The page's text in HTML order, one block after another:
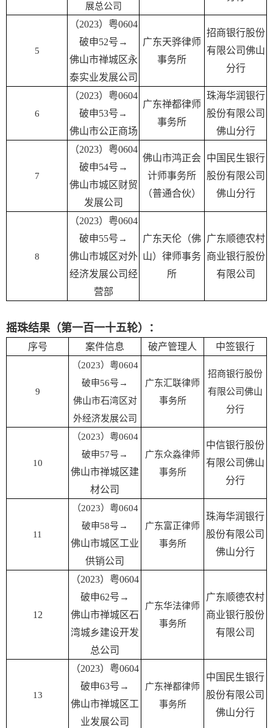
展总公司
5
（2023）粤0604
破申52号 →
佛山市禅城区永
泰实业发展公司
广东天骅律师
事务所
招商银行股份
有限公司佛山
分行
6
（2023）粤0604
破申53号 →
佛山市公正商场
广东禅都律师
事务所
珠海华润银行
股份有限公司
佛山分行
7
（2023）粤0604
破申54号 →
佛山市城区财贸
发展公司
佛山市鸿正会
计师事务所
（普通合伙）
中国民生银行
股份有限公司
佛山分行
8
（2023）粤0604
破申55号 →
佛山市城区对外
经济发展公司经
营部
广东天伦（佛
山）律师事务
所
广东顺德农村
商业银行股份
有限公司
摇珠结果（第一百一十五轮）：
序号 案件信息 破产管理人 中签银行
9
（2023）粤0604
破申56号→
佛山市石湾区对
外经济发展公司
广东汇联律师
事务所
招商银行股份
有限公司佛山
分行
10
（2023）粤0604
破申57号→
佛山市禅城区建
材公司
广东众淼律师
事务所
中信银行股份
有限公司佛山
分行
11
（2023）粤0604
破申58号→
佛山市城区工业
供销公司
广东富正律师
事务所
珠海华润银行
股份有限公司
佛山分行
12
（2023）粤0604
破申62号→
佛山市禅城区石
湾城乡建设开发
总公司
广东华法律师
事务所
广东顺德农村
商业银行股份
有限公司
13
（2023）粤0604
破申63号→
佛山市禅城区工
业发展公司
广东禅都律师
事务所
中国民生银行
股份有限公司
佛山分行